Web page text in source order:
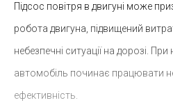
Підсос повітря в двигуні може
робота двигуна, підвищений
небезпечні ситуації на дорозі.
автомобіль починає працювати
ефективність.